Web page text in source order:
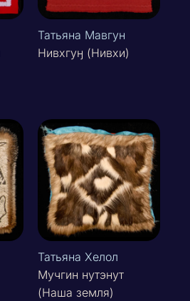
Татьяна Мавгун
Нивхгуӈ (Нивхи)
Татьяна Хелол
Мучгин нутэнут
(Наша земля)